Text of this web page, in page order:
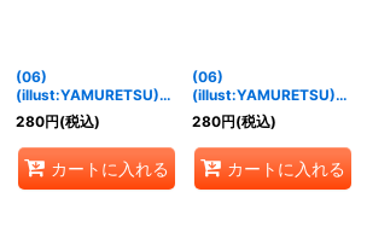
(06)
(illust:YAMURETSU)ウ
ィスタリア・メモリーブ
ースト！！【P】{LM-
034}《青》
280円(税込)
カートに入れる
(06)
(illust:YAMURETSU)ア
ンバー・メモリーブース
ト！！【P】{LM-035}
《黄》
280円(税込)
カートに入れる